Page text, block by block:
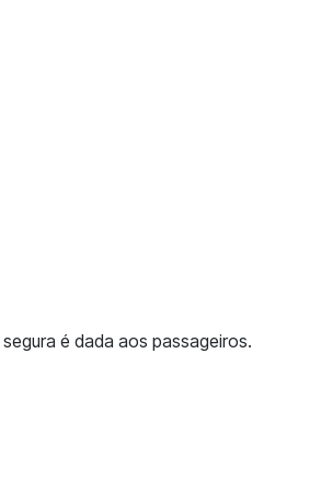
é dada aos passageiros.